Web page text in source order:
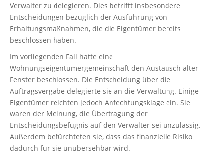
Verwalter zu delegieren. Dies betrifft insbesondere
Entscheidungen bezüglich der Ausführung von
Erhaltungsmaßnahmen, die die Eigentümer bereits
beschlossen haben.
Im vorliegenden Fall hatte eine
Wohnungseigentümergemeinschaft den Austausch alter
Fenster beschlossen. Die Entscheidung über die
Auftragsvergabe delegierte sie an die Verwaltung. Einige
Eigentümer reichten jedoch Anfechtungsklage ein. Sie
waren der Meinung, die Übertragung der
Entscheidungsbefugnis auf den Verwalter sei unzulässig.
Außerdem befürchteten sie, dass das finanzielle Risiko
dadurch für sie unübersehbar wird.